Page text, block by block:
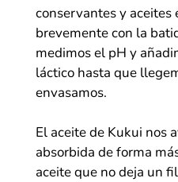
conservantesy aceites
brevemente con la
medimos el pH y
láctico hasta que
envasamos.
El aceite de Kukui nos
absorbida de forma
aceite que no deja un